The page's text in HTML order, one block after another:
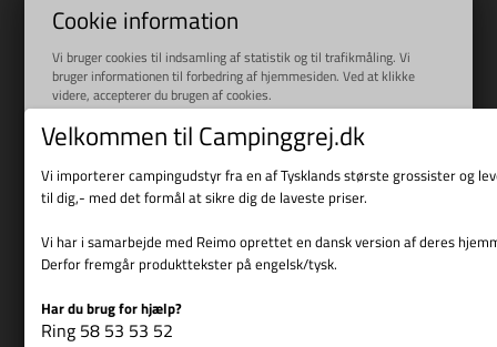
Cookie information
Vi bruger cookies til indsamling af statistik og til trafikmåling. Vi
bruger informationen til forbedring af hjemmesiden. Ved at klikke
videre, accepterer du brugen af cookies.
Læs mere
Disc-O-Bed XL Einzelbett
Bestillingsvare
REIMO
Enkelt seng ONE L sort
L208xB78xH53cm, kan
belastes med 150 kg
Velkommen til Campinggrej.dk
Vi importerer campingudstyr fra en af Tysklands største grossister og
til dig,- med det formål at sikre dig de laveste priser.
Vi har i samarbejde med Reimo oprettet en dansk version af deres
Derfor fremgår produkttekster på engelsk/tysk.
Har du brug for hjælp?
Ring 58 53 53 52